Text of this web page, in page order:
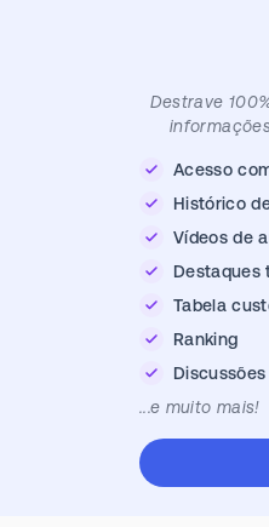
Destrave
Acesso
Histórico
Vídeos de
Destaques
Tabela
Ranking
Discussões
...e muito mais!